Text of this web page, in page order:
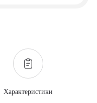
Характеристики